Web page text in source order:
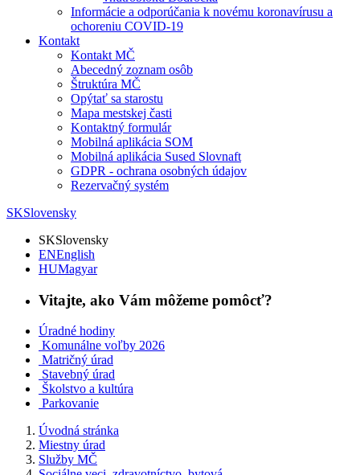
Informácie a odporúčania k novému koronavírusu a
ochoreniu COVID-19
Kontakt
Kontakt MČ
Abecedný zoznam osôb
Štruktúra MČ
Opýtať sa starostu
Mapa mestskej časti
Kontaktný formulár
Mobilná aplikácia SOM
Mobilná aplikácia Sused Slovnaft
GDPR - ochrana osobných údajov
Rezervačný systém
SKSlovensky
SKSlovensky
ENEnglish
HUMagyar
Vitajte, ako Vám môžeme pomôcť?
Úradné hodiny
Komunálne voľby 2026
Matričný úrad
Stavebný úrad
Školstvo a kultúra
Parkovanie
Úvodná stránka
Miestny úrad
Služby MČ